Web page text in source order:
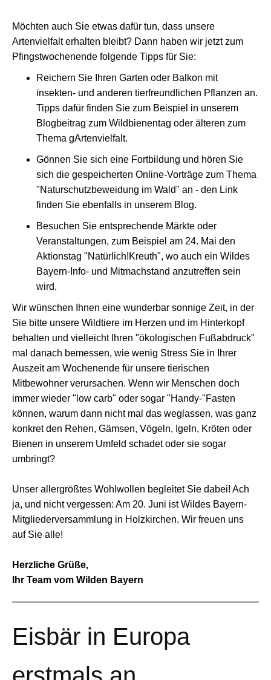
Möchten auch Sie etwas dafür tun, dass unsere
Artenvielfalt erhalten bleibt? Dann haben wir jetzt zum
Pfingstwochenende folgende Tipps für Sie:
Reichern Sie Ihren Garten oder Balkon mit
insekten- und anderen tierfreundlichen Pflanzen an.
Tipps dafür finden Sie zum Beispiel in unserem
Blogbeitrag zum Wildbienentag oder älteren zum
Thema gArtenvielfalt.
Gönnen Sie sich eine Fortbildung und hören Sie
sich die gespeicherten Online-Vorträge zum Thema
"Naturschutzbeweidung im Wald" an - den Link
finden Sie ebenfalls in unserem Blog.
Besuchen Sie entsprechende Märkte oder
Veranstaltungen, zum Beispiel am 24. Mai den
Aktionstag "Natürlich!Kreuth", wo auch ein Wildes
Bayern-Info- und Mitmachstand anzutreffen sein
wird.
Wir wünschen Ihnen eine wunderbar sonnige Zeit, in der
Sie bitte unsere Wildtiere im Herzen und im Hinterkopf
behalten und vielleicht Ihren "ökologischen Fußabdruck"
mal danach bemessen, wie wenig Stress Sie in Ihrer
Auszeit am Wochenende für unsere tierischen
Mitbewohner verursachen. Wenn wir Menschen doch
immer wieder "low carb" oder sogar "Handy-"Fasten
können, warum dann nicht mal das weglassen, was ganz
konkret den Rehen, Gämsen, Vögeln, Igeln, Kröten oder
Bienen in unserem Umfeld schadet oder sie sogar
umbringt?
Unser allergrößtes Wohlwollen begleitet Sie dabei! Ach
ja, und nicht vergessen: Am 20. Juni ist Wildes Bayern-
Mitgliederversammlung in Holzkirchen. Wir freuen uns
auf Sie alle!
Herzliche Grüße,
Ihr Team vom Wilden Bayern
Eisbär in Europa